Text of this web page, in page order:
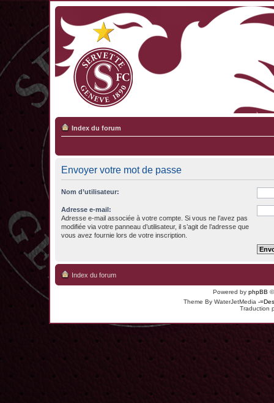
Index du forum
Envoyer votre mot de passe
Nom d’utilisateur:
Adresse e-mail:
Adresse e-mail associée à votre compte. Si vous ne l’avez pas
modifiée via votre panneau d’utilisateur, il s’agit de l’adresse que
vous avez fournie lors de votre inscription.
Index du forum
Powered by phpBB
Theme By WaterJetMedia -
Traduction